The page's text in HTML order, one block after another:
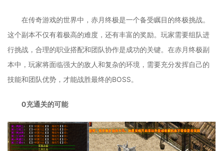
在传奇游戏的世界中，赤月终极是一个备受瞩目的终极挑战。
这个副本不仅有着极高的难度，还有丰富的奖励。玩家需要组队进
行挑战，合理的职业搭配和团队协作是成功的关键。在赤月终极副
本中，玩家将面临强大的敌人和复杂的环境，需要充分发挥自己的
技能和团队优势，才能战胜最终的BOSS。
0充通关的可能